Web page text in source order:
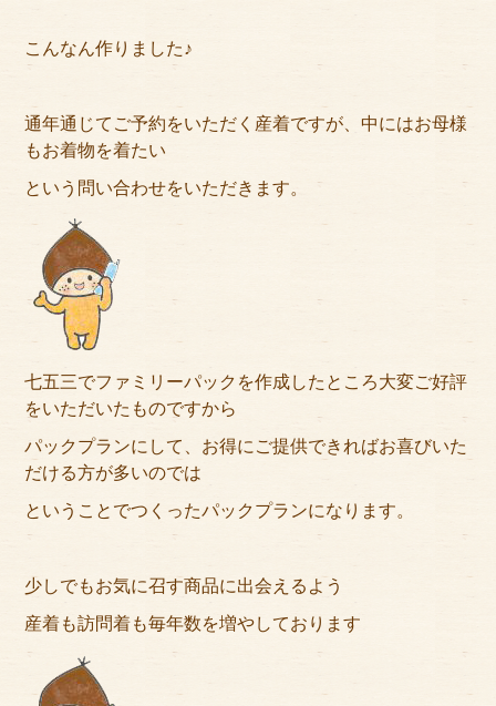
お客様の声
サイトマップ
こんなん作りました♪
通年通じてご予約をいただく産着ですが、中にはお母様
もお着物を着たい
という問い合わせをいただきます。
七五三でファミリーパックを作成したところ大変ご好評
をいただいたものですから
パックプランにして、お得にご提供できればお喜びいた
だける方が多いのでは
ということでつくったパックプランになります。
少しでもお気に召す商品に出会えるよう
産着も訪問着も毎年数を増やしております